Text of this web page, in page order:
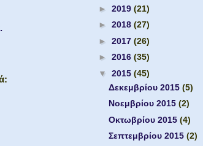
► 2019 (21)
► 2018 (27)
► 2017 (26)
► 2016 (35)
▼ 2015 (45)
Δεκεμβρίου 2015 (5)
Νοεμβρίου 2015 (2)
Οκτωβρίου 2015 (4)
Σεπτεμβρίου 2015 (2)